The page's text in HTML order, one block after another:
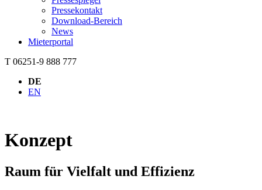
Pressekontakt
Download-Bereich
News
Mieterportal
T 06251-9 888 777
DE
EN
Konzept
Raum für Vielfalt und Effizienz